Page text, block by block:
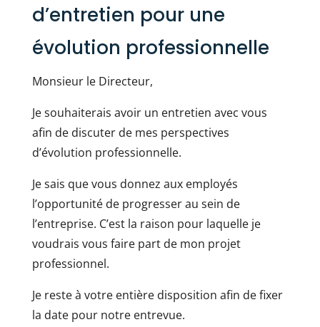
d’entretien pour une
évolution professionnelle
Monsieur le Directeur,
Je souhaiterais avoir un entretien avec vous
afin de discuter de mes perspectives
d’évolution professionnelle.
Je sais que vous donnez aux employés
l’opportunité de progresser au sein de
l’entreprise. C’est la raison pour laquelle je
voudrais vous faire part de mon projet
professionnel.
Je reste à votre entière disposition afin de fixer
la date pour notre entrevue.